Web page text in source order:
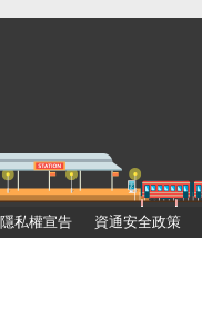
隱私權宣告 資通安全政策